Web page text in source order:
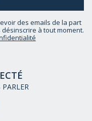
des emails de la part
à tout moment.